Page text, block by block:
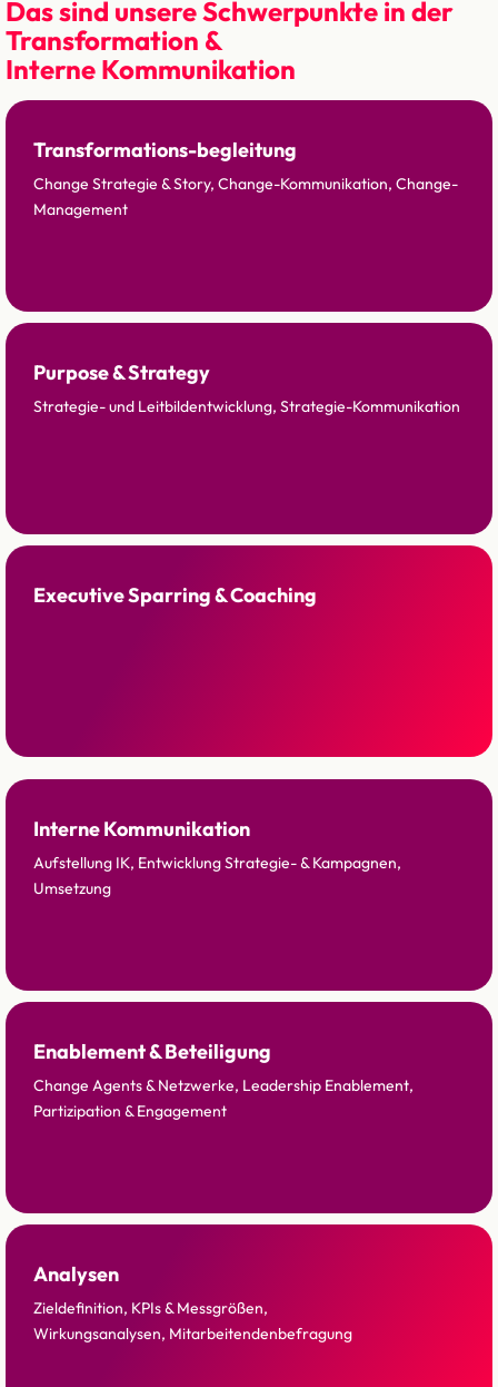
Präsentation Fusionskommunikation
Das sind unsere Schwerpunkte in der
Transformation &
Interne Kommunikation
Transformations-begleitung
Change Strategie & Story, Change-Kommunikation, Change-
Management
Purpose & Strategy
Strategie- und Leitbildentwicklung, Strategie-Kommunikation
Executive Sparring & Coaching
Interne Kommunikation
Aufstellung IK, Entwicklung Strategie- & Kampagnen,
Umsetzung
Enablement & Beteiligung
Change Agents & Netzwerke, Leadership Enablement,
Partizipation & Engagement
Analysen
Zieldefinition, KPIs & Messgrößen,
Wirkungsanalysen, Mitarbeitendenbefragung